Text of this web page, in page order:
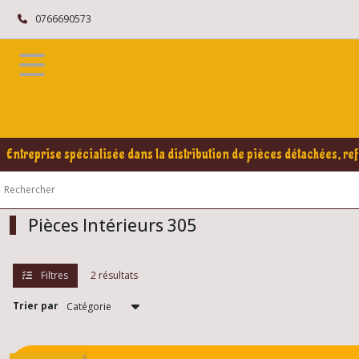
0766690573
Entreprise spécialisée dans la distribution de pièces détachées,
Pièces Intérieurs 305
Filtres 2 résultats
Trier par
Fermer
FILTRES
Peugeot
305
Éléments
305
Pièces
Intérieurs
305
(2)